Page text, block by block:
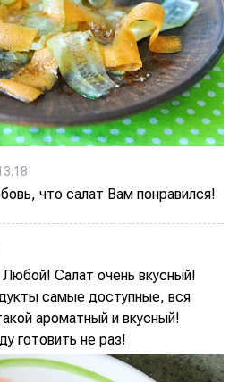
что салат Вам понравился!
Салат очень вкусный!
самые доступные, вся
ароматный и вкусный!
готовить не раз!